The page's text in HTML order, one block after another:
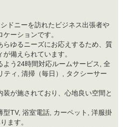
ドニーを訪れたビジネス出張者や
ーションです。
らゆるニーズにお応えするため、質
備えられています。
よう24時間対応ルームサービス, 全
ティ, 清掃（毎日）, タクシーサー
が施されており、心地良い空間と
型TV, 浴室電話, カーペット, 洋服掛
ます。